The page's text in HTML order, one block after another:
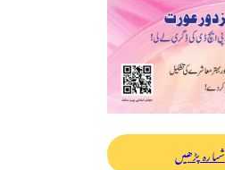
شمارہ پڑھیں